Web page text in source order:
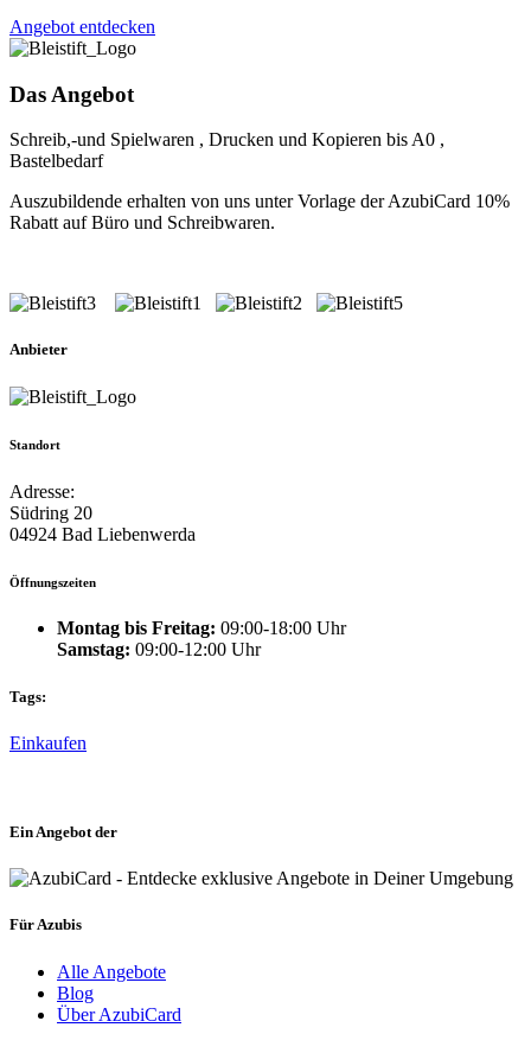
Angebot entdecken
Das Angebot
Schreib,-und Spielwaren , Drucken und Kopieren bis A0 ,
Bastelbedarf
Auszubildende erhalten von uns unter Vorlage der AzubiCard 10%
Rabatt auf Büro und Schreibwaren.
Anbieter
Standort
Adresse:
Südring 20
04924 Bad Liebenwerda
Öffnungszeiten
Montag bis Freitag: 09:00-18:00 Uhr
Samstag: 09:00-12:00 Uhr
Tags:
Einkaufen
Ein Angebot der
Für Azubis
Alle Angebote
Blog
Über AzubiCard